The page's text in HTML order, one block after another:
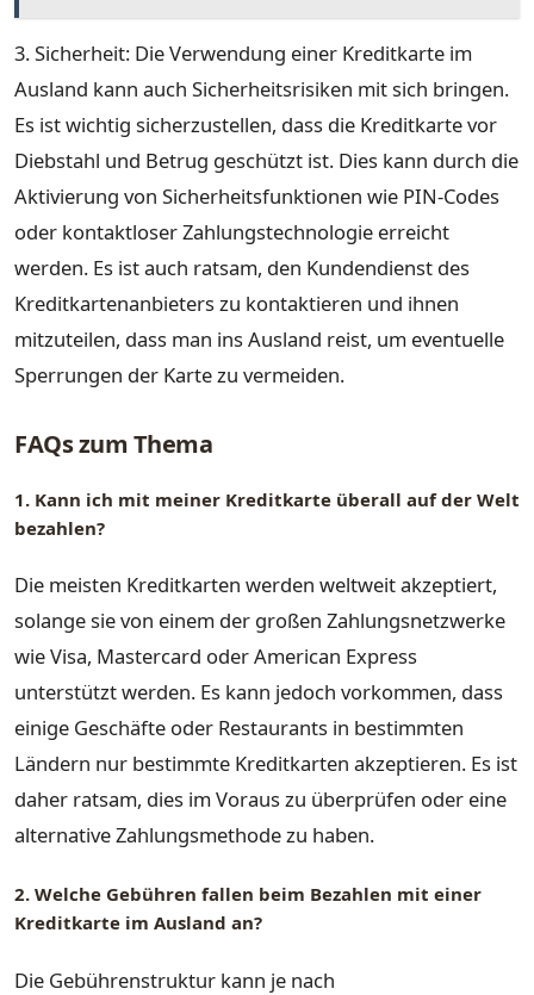
3. Sicherheit: Die Verwendung einer Kreditkarte im
Ausland kann auch Sicherheitsrisiken mit sich bringen.
Es ist wichtig sicherzustellen, dass die Kreditkarte vor
Diebstahl und Betrug geschützt ist. Dies kann durch die
Aktivierung von Sicherheitsfunktionen wie PIN-Codes
oder kontaktloser Zahlungstechnologie erreicht
werden. Es ist auch ratsam, den Kundendienst des
Kreditkartenanbieters zu kontaktieren und ihnen
mitzuteilen, dass man ins Ausland reist, um eventuelle
Sperrungen der Karte zu vermeiden.
FAQs zum Thema
1. Kann ich mit meiner Kreditkarte überall auf der Welt
bezahlen?
Die meisten Kreditkarten werden weltweit akzeptiert,
solange sie von einem der großen Zahlungsnetzwerke
wie Visa, Mastercard oder American Express
unterstützt werden. Es kann jedoch vorkommen, dass
einige Geschäfte oder Restaurants in bestimmten
Ländern nur bestimmte Kreditkarten akzeptieren. Es ist
daher ratsam, dies im Voraus zu überprüfen oder eine
alternative Zahlungsmethode zu haben.
2. Welche Gebühren fallen beim Bezahlen mit einer
Kreditkarte im Ausland an?
Die Gebührenstruktur kann je nach